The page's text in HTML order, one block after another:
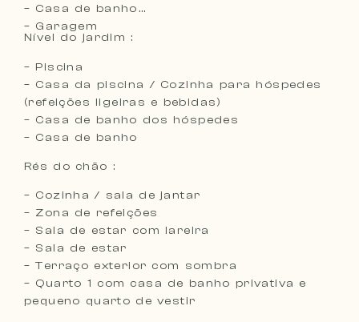
– Casa de banho
– Garagem
Nível do jardim :
– Piscina
– Casa da piscina / Cozinha para hóspedes
(refeições ligeiras e bebidas)
– Casa de banho dos hóspedes
– Casa de banho
Rés do chão :
– Cozinha / sala de jantar
– Zona de refeições
– Sala de estar com lareira
– Sala de estar
– Terraço exterior com sombra
– Quarto 1 com casa de banho privativa e
pequeno quarto de vestir